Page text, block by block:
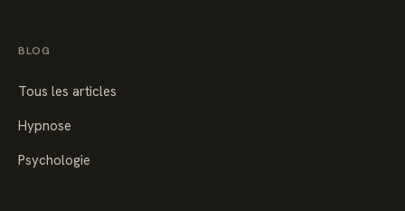
BLOG
Tous les articles
Hypnose
Psychologie